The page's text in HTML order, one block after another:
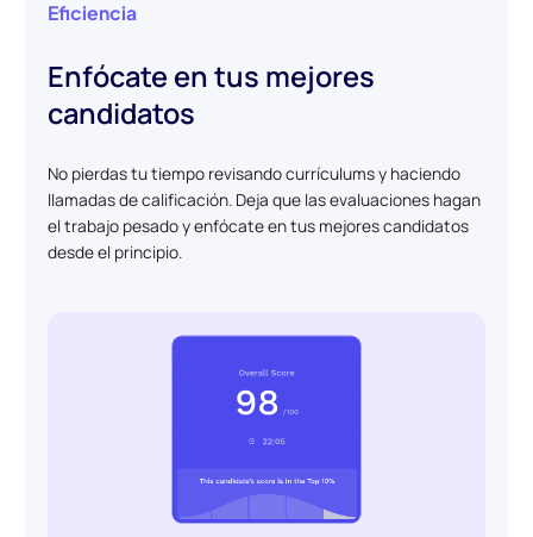
Eficiencia
Enfócate en tus mejores
candidatos
No pierdas tu tiempo revisando currículums y haciendo
llamadas de calificación. Deja que las evaluaciones hagan
el trabajo pesado y enfócate en tus mejores candidatos
desde el principio.